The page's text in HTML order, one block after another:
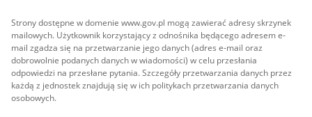
Strony dostępne w domenie www.gov.pl mogą zawierać adresy skrzynek
mailowych. Użytkownik korzystający z odnośnika będącego adresem e-
mail zgadza się na przetwarzanie jego danych (adres e-mail oraz
dobrowolnie podanych danych w wiadomości) w celu przesłania
odpowiedzi na przesłane pytania. Szczegóły przetwarzania danych przez
każdą z jednostek znajdują się w ich politykach przetwarzania danych
osobowych.